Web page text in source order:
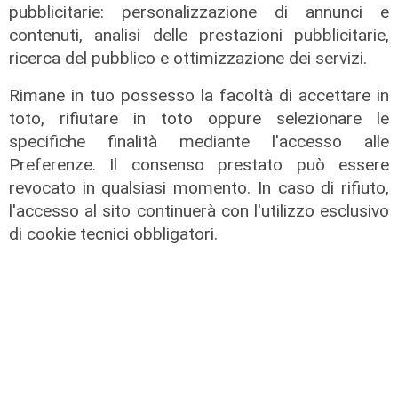
pubblicitarie: personalizzazione di annunci e
contenuti, analisi delle prestazioni pubblicitarie,
ricerca del pubblico e ottimizzazione dei servizi.
Rimane in tuo possesso la facoltà di accettare in
toto, rifiutare in toto oppure selezionare le
specifiche finalità mediante l'accesso alle
Preferenze. Il consenso prestato può essere
revocato in qualsiasi momento. In caso di rifiuto,
l'accesso al sito continuerà con l'utilizzo esclusivo
di cookie tecnici obbligatori.
La rassegna
Arte Nomade: la Media Valbisagno
esalta le qualità di giovani artisti
04/08/2026